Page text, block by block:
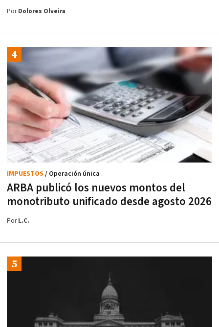
PorDolores Olveira
ARBA publicó los nuevos montos del
monotributo unificado desde agosto 2026
IMPUESTOS / Operación única
PorL.C.